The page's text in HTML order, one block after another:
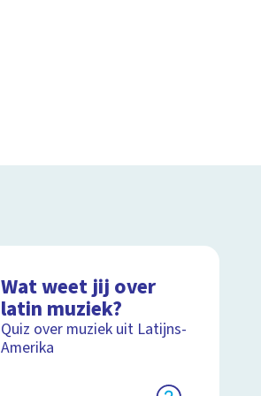
Wat weet jij over
latin muziek?
Quiz over muziek uit Latijns-
Amerika